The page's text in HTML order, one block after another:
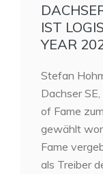
IST
YEAR
Stefan
Dachser
of Fame
gewählt
Fame
als Treiber